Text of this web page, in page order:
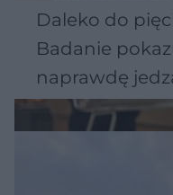
Daleko do
Badanie
naprawdę